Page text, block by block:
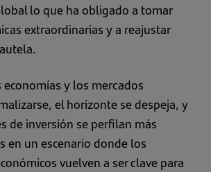
lo que ha obligado a tomar
extraordinarias y a reajustar
y los mercados
el horizonte se despeja, y
de inversión se perfilan más
en un escenario donde los
vuelven a ser clave para